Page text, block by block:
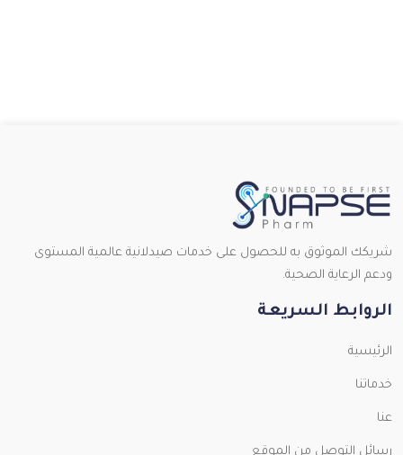
شريكك الموثوق به للحصول على خدمات صيدلانية عالمية المستوى
ودعم الرعاية الصحية.
الروابط السريعة
الرئيسية
خدماتنا
عنا
رسائل التوصل من الموقع